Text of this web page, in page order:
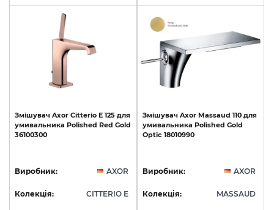
Змішувач Axor Citterio E 125 для
умивальника Polished Red Gold
36100300
Виробник: AXOR
Колекція: CITTERIO E
Змішувач Axor Massaud 110 для
умивальника Polished Gold
Optic 18010990
Виробник: AXOR
Колекція: MASSAUD